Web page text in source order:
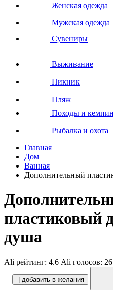
Женская одежда
Мужская одежда
Сувениры
Выживание
Пикник
Пляж
Походы и
Рыбалка и охота
Главная
Дом
Ванная
Дополнительный
пластиковый
душа
Ali рейтинг: 4.6 Ali голосов:
| добавить в желания